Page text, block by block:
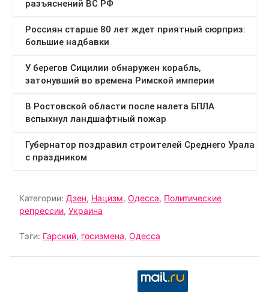
Категории: Дзен, Нацизм, Одесса, Политические
репрессии, Украина
Тэги: Гарский, госизмена, Одесса